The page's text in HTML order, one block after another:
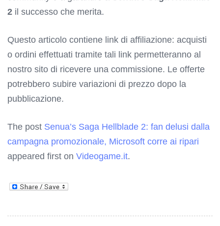
2 il successo che merita.
Questo articolo contiene link di affiliazione: acquisti
o ordini effettuati tramite tali link permetteranno al
nostro sito di ricevere una commissione. Le offerte
potrebbero subire variazioni di prezzo dopo la
pubblicazione.
The post Senua’s Saga Hellblade 2: fan delusi dalla
campagna promozionale, Microsoft corre ai ripari
appeared first on Videogame.it.